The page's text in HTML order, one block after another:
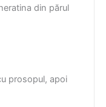
din părul
prosopul, apoi